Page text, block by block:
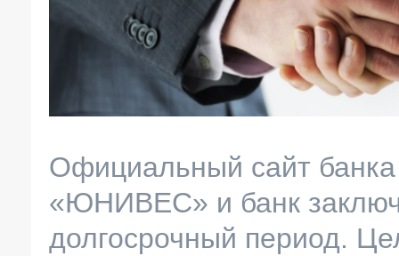
Официальный сайт
«ЮНИВЕС» и банк
долгосрочный период.